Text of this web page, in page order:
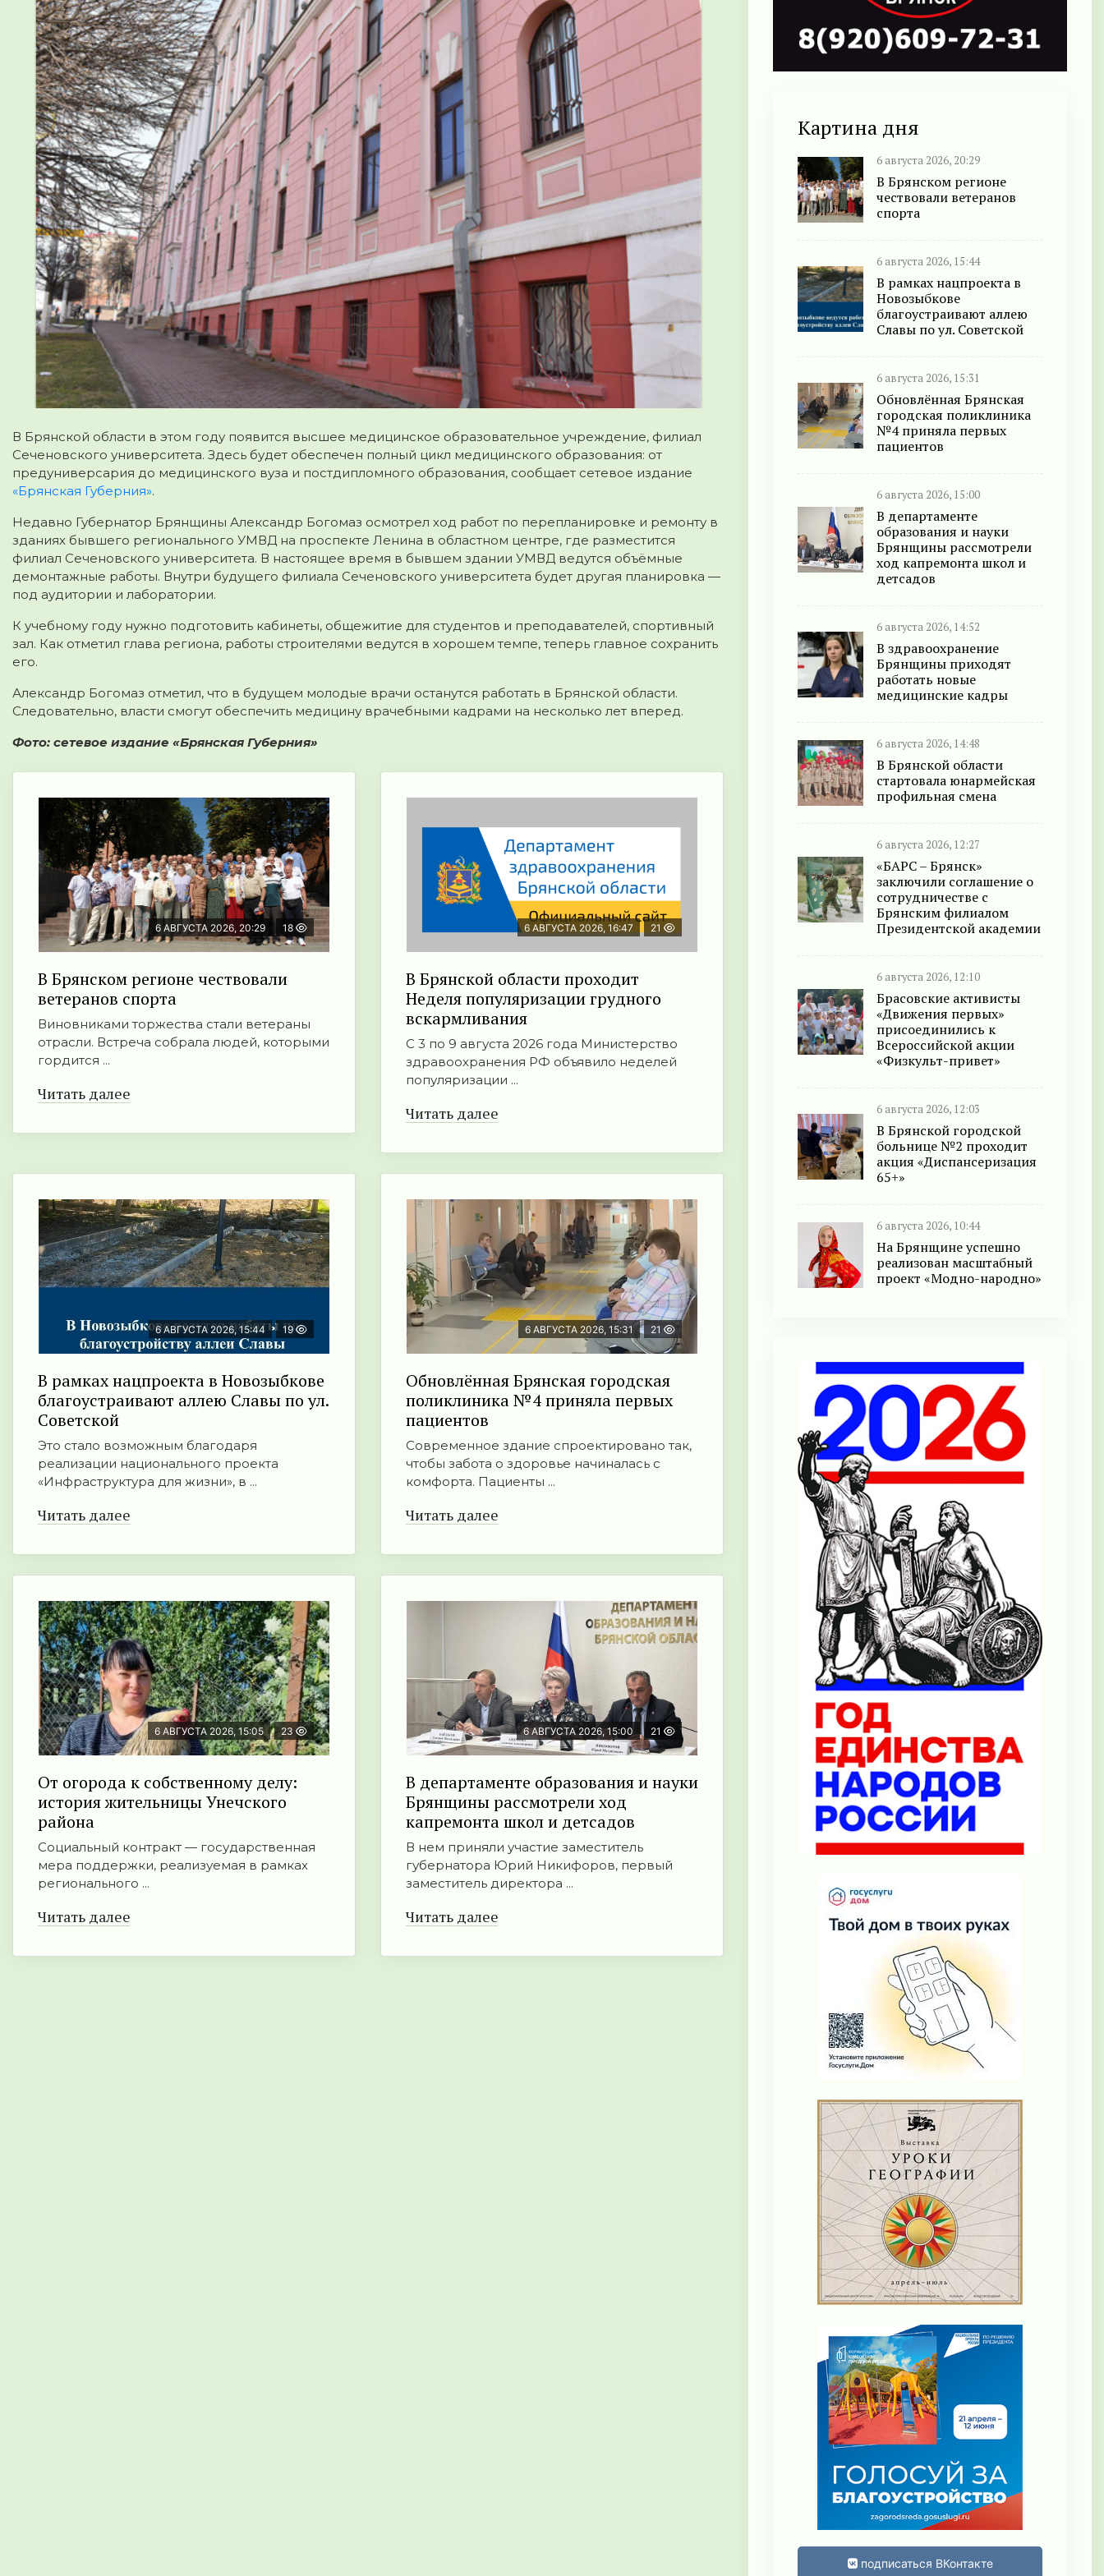
В Брянской области в этом году появится высшее медицинское образовательное учреждение, филиал
Сеченовского университета. Здесь будет обеспечен полный цикл медицинского образования: от
предуниверсария до медицинского вуза и постдипломного образования, сообщает сетевое издание
«Брянская Губерния».
Недавно Губернатор Брянщины Александр Богомаз осмотрел ход работ по перепланировке и ремонту в
зданиях бывшего регионального УМВД на проспекте Ленина в областном центре, где разместится
филиал Сеченовского университета. В настоящее время в бывшем здании УМВД ведутся объёмные
демонтажные работы. Внутри будущего филиала Сеченовского университета будет другая планировка —
под аудитории и лаборатории.
К учебному году нужно подготовить кабинеты, общежитие для студентов и преподавателей, спортивный
зал. Как отметил глава региона, работы строителями ведутся в хорошем темпе, теперь главное сохранить
его.
Александр Богомаз отметил, что в будущем молодые врачи останутся работать в Брянской области.
Следовательно, власти смогут обеспечить медицину врачебными кадрами на несколько лет вперед.
Фото: сетевое издание «Брянская Губерния»
6 АВГУСТА 2026, 20:29 18
В Брянском регионе чествовали
ветеранов спорта
Виновниками торжества стали ветераны
отрасли. Встреча собрала людей, которыми
гордится ...
Читать далее
6 АВГУСТА 2026, 16:47 21
В Брянской области проходит
Неделя популяризации грудного
вскармливания
С 3 по 9 августа 2026 года Министерство
здравоохранения РФ объявило неделей
популяризации ...
Читать далее
6 АВГУСТА 2026, 15:44 19
В рамках нацпроекта в Новозыбкове
благоустраивают аллею Славы по ул.
Советской
Это стало возможным благодаря
реализации национального проекта
«Инфраструктура для жизни», в ...
Читать далее
6 АВГУСТА 2026, 15:31 21
Обновлённая Брянская городская
поликлиника №4 приняла первых
пациентов
Современное здание спроектировано так,
чтобы забота о здоровье начиналась с
комфорта. Пациенты ...
Читать далее
6 АВГУСТА 2026, 15:05 23
От огорода к собственному делу:
история жительницы Унечского
района
Социальный контракт — государственная
мера поддержки, реализуемая в рамках
регионального ...
Читать далее
6 АВГУСТА 2026, 15:00 21
В департаменте образования и науки
Брянщины рассмотрели ход
капремонта школ и детсадов
В нем приняли участие заместитель
губернатора Юрий Никифоров, первый
заместитель директора ...
Читать далее
Картина дня
6 августа 2026, 20:29
В Брянском регионе
чествовали ветеранов
спорта
6 августа 2026, 15:44
В рамках нацпроекта в
Новозыбкове
благоустраивают аллею
Славы по ул. Советской
6 августа 2026, 15:31
Обновлённая Брянская
городская поликлиника
№4 приняла первых
пациентов
6 августа 2026, 15:00
В департаменте
образования и науки
Брянщины рассмотрели
ход капремонта школ и
детсадов
6 августа 2026, 14:52
В здравоохранение
Брянщины приходят
работать новые
медицинские кадры
6 августа 2026, 14:48
В Брянской области
стартовала юнармейская
профильная смена
6 августа 2026, 12:27
«БАРС – Брянск»
заключили соглашение о
сотрудничестве с
Брянским филиалом
Президентской академии
6 августа 2026, 12:10
Брасовские активисты
«Движения первых»
присоединились к
Всероссийской акции
«Физкульт-привет»
6 августа 2026, 12:03
В Брянской городской
больнице №2 проходит
акция «Диспансеризация
65+»
6 августа 2026, 10:44
На Брянщине успешно
реализован масштабный
проект «Модно-народно»
подписаться ВКонтакте